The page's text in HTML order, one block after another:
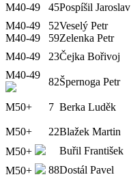
M40-49 45Pospíšil Jaroslav
M40-49
52Veselý Petr
M40-49
59Zelenka Petr
M40-49
23Čejka Bořivoj
M40-49
82Špernoga Petr
M50+ 7 Berka Luděk
M50+ 22Blažek Martin
M50+
Buřil František
M50+
88Dostál Pavel